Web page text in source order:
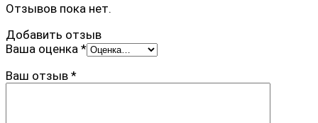
Отзывов пока нет.
Добавить отзыв
Ваша оценка *
Ваш отзыв *